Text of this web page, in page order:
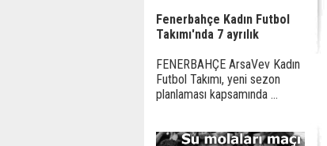
Fenerbahçe Kadın Futbol
Takımı'nda 7 ayrılık
FENERBAHÇE ArsaVev Kadın
Futbol Takımı, yeni sezon
planlaması kapsamında ...